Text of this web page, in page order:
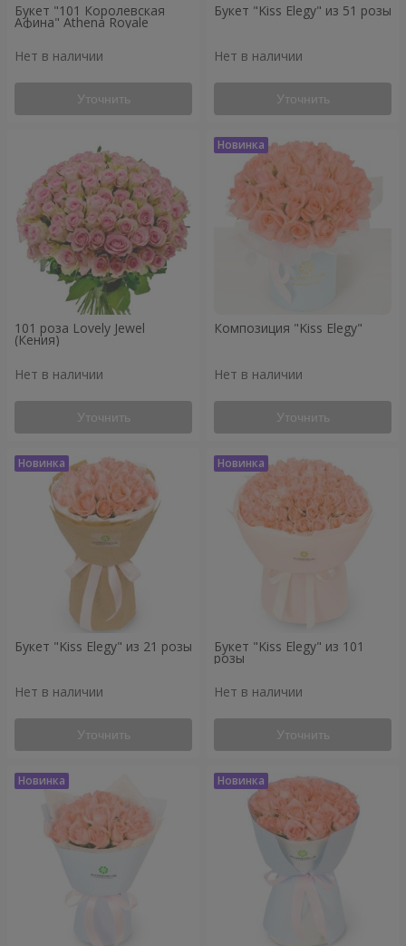
Букет "101 Королевская
Афина" Athena Royale
Нет в наличии
Уточнить
Букет "Kiss Elegy" из 51 розы
Нет в наличии
Уточнить
101 роза Lovely Jewel
(Кения)
Нет в наличии
Уточнить
Композиция "Kiss Elegy"
Нет в наличии
Уточнить
Букет "Kiss Elegy" из 21 розы
Нет в наличии
Уточнить
Букет "Kiss Elegy" из 101
розы
Нет в наличии
Уточнить